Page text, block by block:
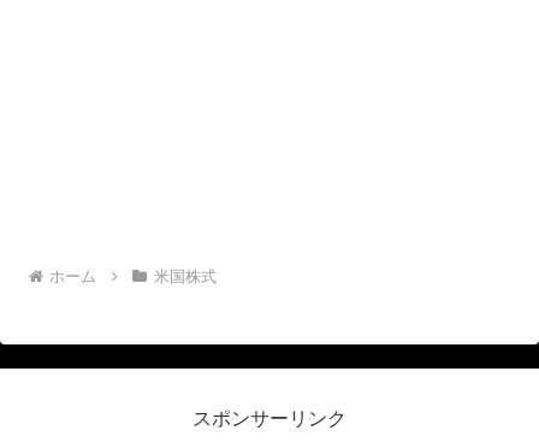
ホーム 米国株式
スポンサーリンク